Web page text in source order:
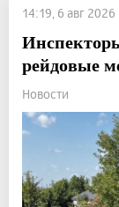
14:19, 6 авг 2026
рейдовые
Новости